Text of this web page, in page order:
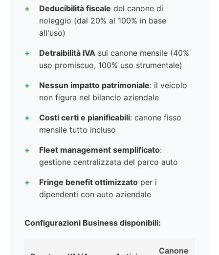
Deducibilità fiscale del canone di
noleggio (dal 20% al 100% in base
all'uso)
Detraibilità IVA sul canone mensile (40%
uso promiscuo, 100% uso strumentale)
Nessun impatto patrimoniale: il veicolo
non figura nel bilancio aziendale
Costi certi e pianificabili: canone fisso
mensile tutto incluso
Fleet management semplificato:
gestione centralizzata del parco auto
Fringe benefit ottimizzato per i
dipendenti con auto aziendale
Configurazioni Business disponibili:
Canone